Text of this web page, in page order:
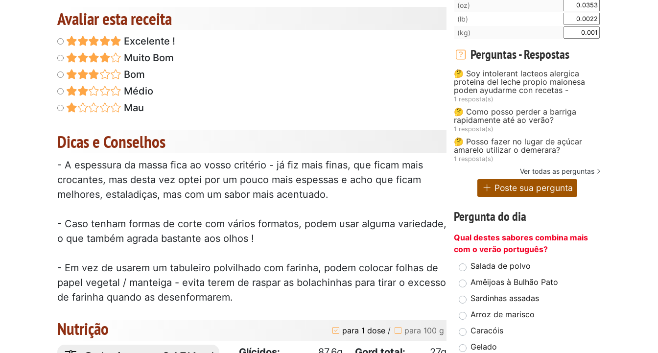
Avaliar esta receita
Excelente !
Muito Bom
Bom
Médio
Mau
Dicas e Conselhos
- A espessura da massa fica ao vosso critério - já fiz mais finas, que ficam mais
crocantes, mas desta vez optei por um pouco mais espessas e acho que ficam
melhores, estaladiças, mas com um sabor mais acentuado.
- Caso tenham formas de corte com vários formatos, podem usar alguma variedade,
o que também agrada bastante aos olhos !
- Em vez de usarem um tabuleiro polvilhado com farinha, podem colocar folhas de
papel vegetal / manteiga - evita terem de raspar as bolachinhas para tirar o excesso
de farinha quando as desenformarem.
Nutrição para 1 dose / para 100 g
(oz)
(lb)
(kg)
Perguntas - Respostas
🤔 Soy intolerant lacteos alergica
proteina del leche propio maionesa
poden ayudarme con recetas -
1 resposta(s)
🤔 Como posso perder a barriga
rapidamente até ao verão?
1 resposta(s)
🤔 Posso fazer no lugar de açúcar
amarelo utilizar o demerara?
1 resposta(s)
Ver todas as perguntas
Poste sua pergunta
Pergunta do dia
Qual destes sabores combina mais
com o verão português?
Salada de polvo
Amêijoas à Bulhão Pato
Sardinhas assadas
Arroz de marisco
Caracóis
Gelado